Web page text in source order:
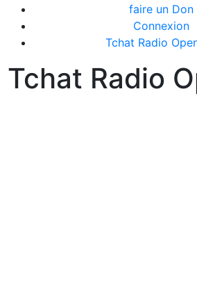
faire un Don
Connexion
Tchat Radio
Tchat Radio